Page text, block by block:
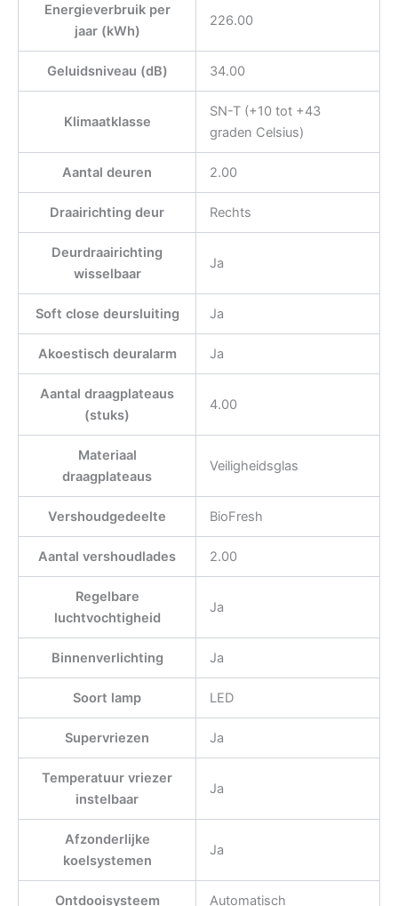
Energieverbruik per
jaar (kWh)
226.00
Geluidsniveau (dB) 34.00
Klimaatklasse
SN-T (+10 tot +43
graden Celsius)
Aantal deuren 2.00
Draairichting deur Rechts
Deurdraairichting
wisselbaar
Ja
Soft close deursluiting Ja
Akoestisch deuralarm Ja
Aantal draagplateaus
(stuks)
4.00
Materiaal
draagplateaus
Veiligheidsglas
Vershoudgedeelte BioFresh
Aantal vershoudlades 2.00
Regelbare
luchtvochtigheid
Ja
Binnenverlichting Ja
Soort lamp LED
Supervriezen Ja
Temperatuur vriezer
instelbaar
Ja
Afzonderlijke
koelsystemen
Ja
Ontdooisysteem Automatisch